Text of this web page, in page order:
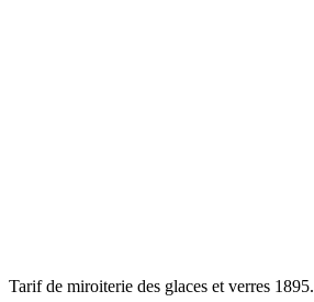
Tarif de miroiterie des glaces et verres 1895.